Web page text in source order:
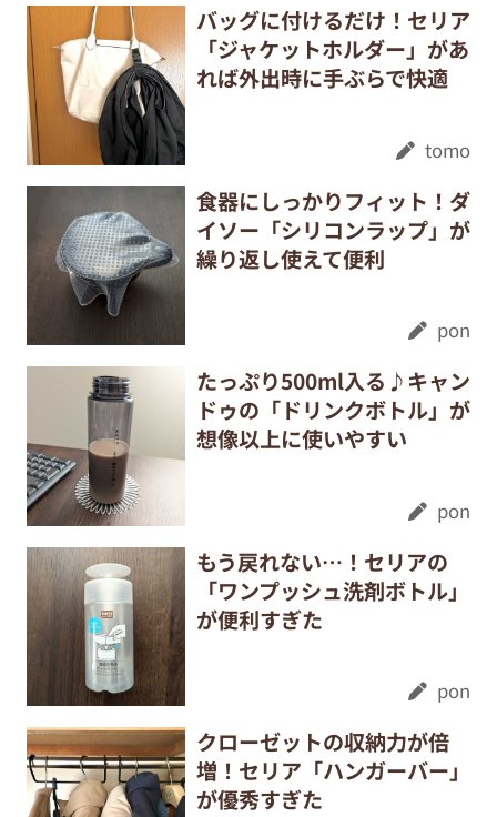
バッグに付けるだけ！セリア
「ジャケットホルダー」があ
れば外出時に手ぶらで快適
tomo
食器にしっかりフィット！ダ
イソー「シリコンラップ」が
繰り返し使えて便利
pon
たっぷり500ml入る♪キャン
ドゥの「ドリンクボトル」が
想像以上に使いやすい
pon
もう戻れない…！セリアの
「ワンプッシュ洗剤ボトル」
が便利すぎた
pon
クローゼットの収納力が倍
増！セリア「ハンガーバー」
が優秀すぎた